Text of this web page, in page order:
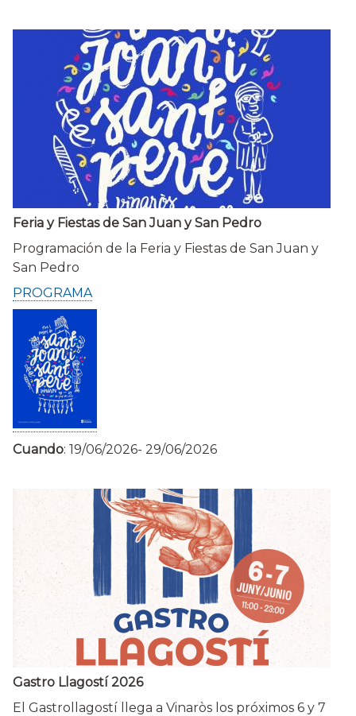
Feria y Fiestas de San Juan y San Pedro
Programación de la Feria y Fiestas de San Juan y
San Pedro
PROGRAMA
Cuando: 19/06/2026- 29/06/2026
Gastro Llagostí 2026
El Gastrollagostí llega a Vinaròs los próximos 6 y 7